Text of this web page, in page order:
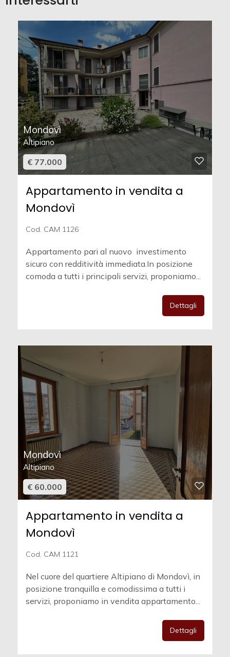
Mondovì
Altipiano
€ 77.000
Appartamento in vendita a
Mondovì
Cod. CAM 1126
Appartamento pari al nuovo  investimento
sicuro con redditività immediata.In posizione
comoda a tutti i principali servizi, proponiamo...
Dettagli
Mondovì
Altipiano
€ 60.000
Appartamento in vendita a
Mondovì
Cod. CAM 1121
Nel cuore del quartiere Altipiano di Mondovì, in
posizione tranquilla e comodissima a tutti i
servizi, proponiamo in vendita appartamento...
Dettagli